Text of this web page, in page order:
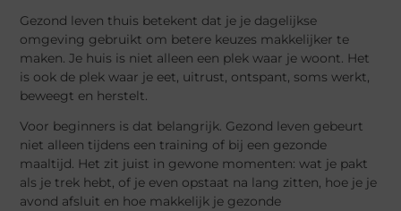
Gezond leven thuis betekent dat je je dagelijkse
omgeving gebruikt om betere keuzes makkelijker te
maken. Je huis is niet alleen een plek waar je woont. Het
is ook de plek waar je eet, uitrust, ontspant, soms werkt,
beweegt en herstelt.
Voor beginners is dat belangrijk. Gezond leven gebeurt
niet alleen tijdens een training of bij een gezonde
maaltijd. Het zit juist in gewone momenten: wat je pakt
als je trek hebt, of je even opstaat na lang zitten, hoe je je
avond afsluit en hoe makkelijk je gezonde